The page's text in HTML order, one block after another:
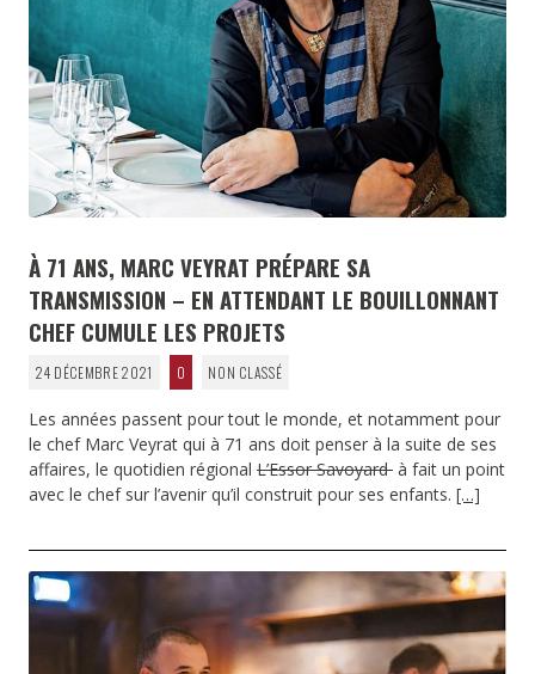
À 71 ANS, MARC VEYRAT PRÉPARE SA
TRANSMISSION – EN ATTENDANT LE BOUILLONNANT
CHEF CUMULE LES PROJETS
24 DÉCEMBRE 2021 0 NON CLASSÉ
Les années passent pour tout le monde, et notamment pour
le chef Marc Veyrat qui à 71 ans doit penser à la suite de ses
affaires, le quotidien régional L’Essor Savoyard à fait un point
avec le chef sur l’avenir qu’il construit pour ses enfants. […]